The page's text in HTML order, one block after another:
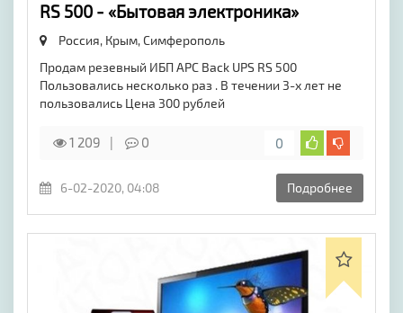
RS 500 - «Бытовая электроника»
Россия, Крым,Симферополь
Продам резевный ИБП АРС Back UPS RS 500
Пользовались несколько раз . В течении 3-х лет не
пользовались Цена 300 рублей
1 209 0 0
6-02-2020, 04:08 Подробнее